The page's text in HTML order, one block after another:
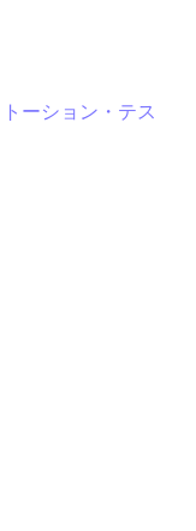
ーション・テス